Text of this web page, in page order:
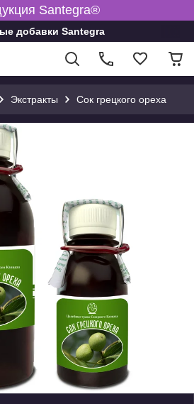
Santegra®
добавки Santegra
Экстракты Сок грецкого ореха